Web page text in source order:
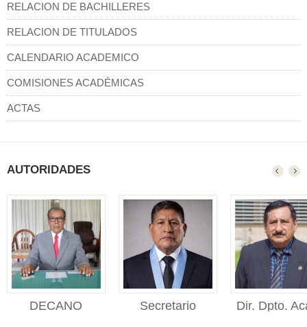
RELACION DE BACHILLERES
RELACION DE TITULADOS
CALENDARIO ACADEMICO
COMISIONES ACADÉMICAS
ACTAS
AUTORIDADES
DECANO
Secretario
Dir. Dpto.